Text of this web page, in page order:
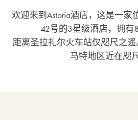
欢迎来到Astoria酒店，这是一家
42号的3星级酒店，拥有
距离圣拉扎尔火车站仅咫尺之
马特地区近在咫尺